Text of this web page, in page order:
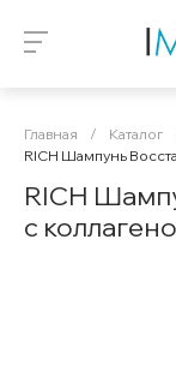
Главная / Каталог
RICH Шампунь
RICH
с